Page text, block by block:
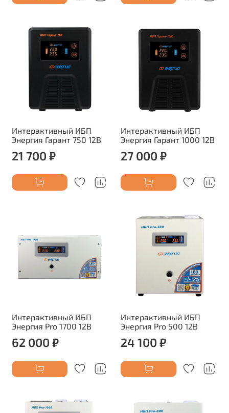
Интерактивный ИБП
Энергия Гарант 750 12В
21 700 ₽
Интерактивный ИБП
Энергия Гарант 1000 12В
27 000 ₽
Интерактивный ИБП
Энергия Pro 1700 12В
62 000 ₽
Интерактивный ИБП
Энергия Pro 500 12В
24 100 ₽